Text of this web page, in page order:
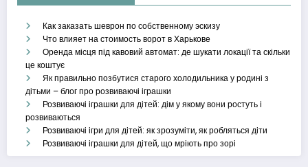
Как заказать шеврон по собственному эскизу
Что влияет на стоимость ворот в Харькове
Оренда місця під кавовий автомат: де шукати локації та скільки
це коштує
Як правильно позбутися старого холодильника у родині з
дітьми – блог про розвиваючі іграшки
Розвиваючі іграшки для дітей: дім у якому вони ростуть і
розвиваються
Розвиваючі ігри для дітей: як зрозуміти, як робляться діти
Розвиваючі іграшки для дітей, що мріють про зорі